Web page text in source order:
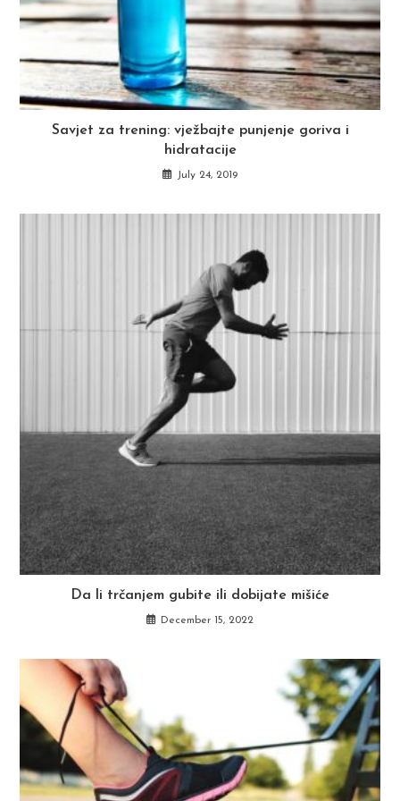
Savjet za trening: vježbajte punjenje goriva i
hidratacije
July 24, 2019
Da li trčanjem gubite ili dobijate mišiće
December 15, 2022